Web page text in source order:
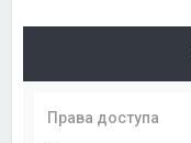
Права доступа